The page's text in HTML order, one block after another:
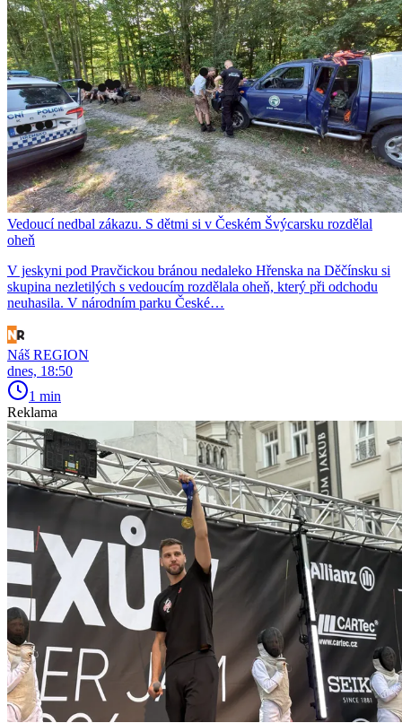
Vedoucí nedbal zákazu. S dětmi si v Českém Švýcarsku rozdělal
oheň
V jeskyni pod Pravčickou bránou nedaleko Hřenska na Děčínsku si
skupina nezletilých s vedoucím rozdělala oheň, který při odchodu
neuhasila. V národním parku České…
Náš REGION
dnes, 18:50
1 min
Reklama